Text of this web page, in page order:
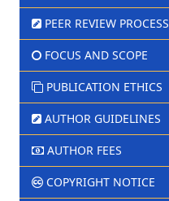
PEER REVIEW PROCESS
FOCUS AND SCOPE
PUBLICATION ETHICS
AUTHOR GUIDELINES
AUTHOR FEES
COPYRIGHT NOTICE